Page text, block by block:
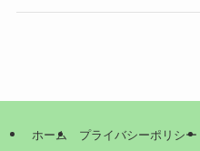
ホーム プライバシーポリシー